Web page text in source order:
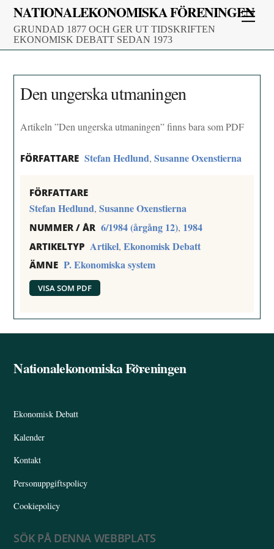
Skip
content
NATIONALEKONOMISKA FÖRENINGEN
GRUNDAD 1877 OCH GER UT TIDSKRIFTEN
EKONOMISK DEBATT SEDAN 1973
Den ungerska utmaningen
Artikeln ”Den ungerska utmaningen” finns bara som PDF
FÖRFATTARE Stefan Hedlund,Susanne Oxenstierna
FÖRFATTARE
Stefan Hedlund,Susanne Oxenstierna
NUMMER / ÅR 6/1984 (årgång 12), 1984
ARTIKELTYP Artikel,Ekonomisk Debatt
ÄMNE P. Ekonomiska system
VISA SOM PDF
Back
Nationalekonomiska Föreningen
Ekonomisk Debatt
Kalender
Kontakt
Personuppgiftspolicy
Cookiepolicy
SÖK PÅ DENNA WEBBPLATS